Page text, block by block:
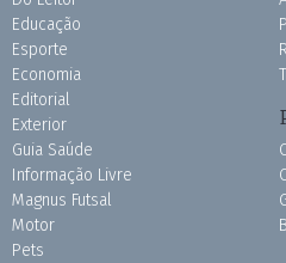
Educação
Esporte
Economia
Editorial
Exterior
Guia Saúde
Informação Livre
Magnus Futsal
Motor
Pets